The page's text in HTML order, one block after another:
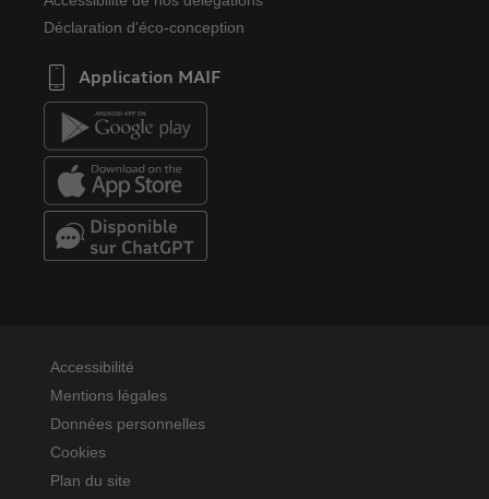
Déclaration d'éco-conception
Application MAIF
Accessibilité
Mentions légales
Données personnelles
Cookies
Plan du site